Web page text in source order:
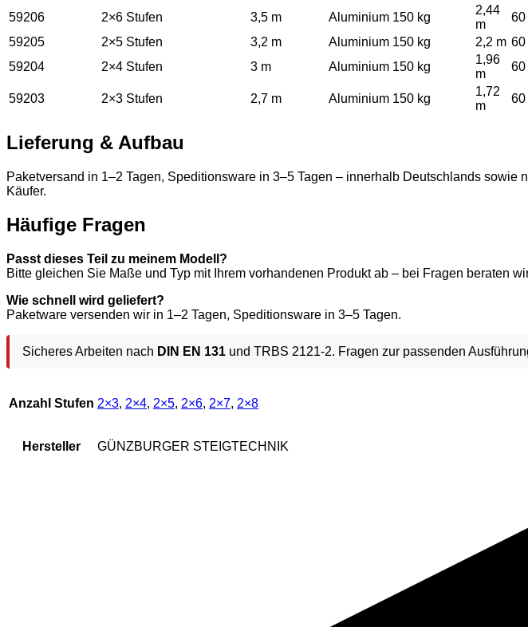
59206 2×6 Stufen 3,5 m Aluminium 150 kg
2,44
m
60
59205
2×5 Stufen 3,2 m Aluminium 150 kg 2,2 m 60
59204
2×4 Stufen 3 m Aluminium 150 kg
1,96
m
60
59203 2×3 Stufen 2,7 m Aluminium 150 kg
1,72
m
60
Lieferung & Aufbau
Paketversand in 1–2 Tagen, Speditionsware in 3–5 Tagen – innerhalb Deutschlands
Käufer.
Häufige Fragen
Passt dieses Teil zu meinem Modell?
Bitte gleichen Sie Maße und Typ mit Ihrem vorhandenen Produkt ab – bei Fragen beraten
Wie schnell wird geliefert?
Paketware versenden wir in 1–2 Tagen, Speditionsware in 3–5 Tagen.
Sicheres Arbeiten nach DIN EN 131 und TRBS 2121-2. Fragen zur passenden
Anzahl Stufen 2×3, 2×4, 2×5, 2×6, 2×7, 2×8
Hersteller GÜNZBURGER STEIGTECHNIK